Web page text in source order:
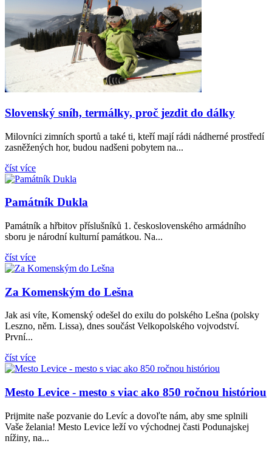
Slovenský sníh, termálky, proč jezdit do dálky
Milovníci zimních sportů a také ti, kteří mají rádi nádherné prostředí
zasněžených hor, budou nadšeni pobytem na...
číst více
Památník Dukla
Památník a hřbitov příslušníků 1. československého armádního
sboru je národní kulturní památkou. Na...
číst více
Za Komenským do Lešna
Jak asi víte, Komenský odešel do exilu do polského Lešna (polsky
Leszno, něm. Lissa), dnes součást Velkopolského vojvodství.
První...
číst více
Mesto Levice - mesto s viac ako 850 ročnou históriou
Prijmite naše pozvanie do Levíc a dovoľte nám, aby sme splnili
Vaše želania! Mesto Levice leží vo východnej časti Podunajskej
nížiny, na...